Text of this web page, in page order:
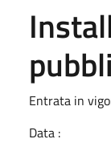
Entrata in
Data :